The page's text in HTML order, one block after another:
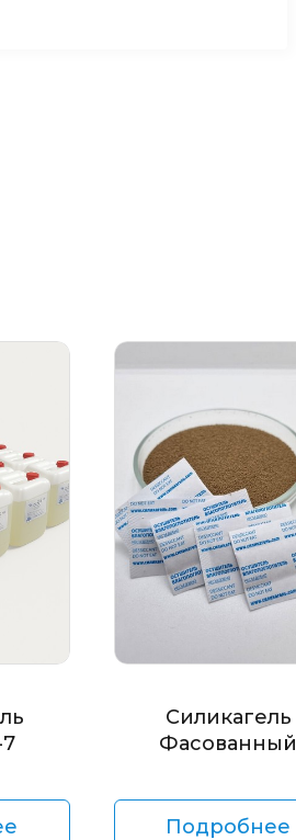
Силикагель
Фасованный
Подробнее